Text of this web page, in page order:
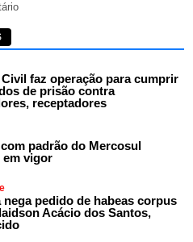
Civil faz operação para cumprir
de prisão contra
receptadores
com padrão do Mercosul
em vigor
nega pedido de habeas corpus
Acácio dos Santos,